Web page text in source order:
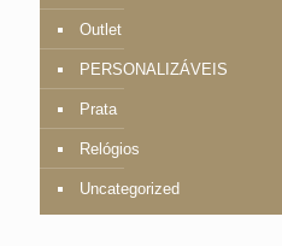
Outlet
PERSONALIZÁVEIS
Prata
Relógios
Uncategorized